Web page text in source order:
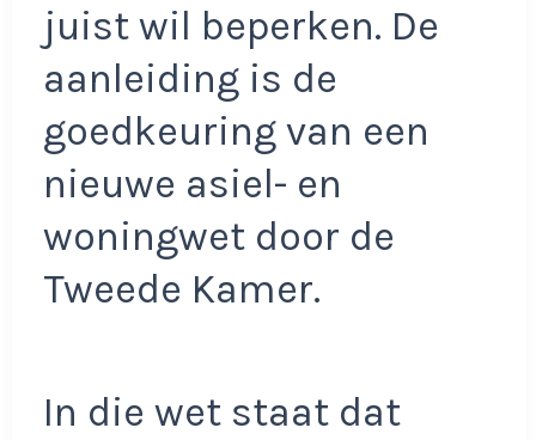
juist wil beperken. De
aanleiding is de
goedkeuring van een
nieuwe asiel- en
woningwet door de
Tweede Kamer.
In die wet staat dat